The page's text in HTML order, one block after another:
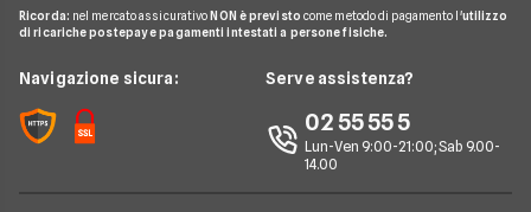
News
Redazione
Ufficio Stampa
Servizio Clienti
Noleggio lungo termine auto elettriche
Noleggio lungo termine veicoli commerciali
Citroen
Jeep
FIAT TOPOLINO
LEAPMOTOR B10 reev
AUDI SQ8
FORD Tourneo Courier
Glossario
Arval
Ayvens
Ricorda: nel mercato assicurativo NON è previsto come metodo di pagamento l'utilizzo
di ricariche postepay e pagamenti intestati a persone fisiche.
Navigazione sicura: Serve assistenza?
02 55 55 5
Lun-Ven 9:00-21:00; Sab 9.00-
14.00